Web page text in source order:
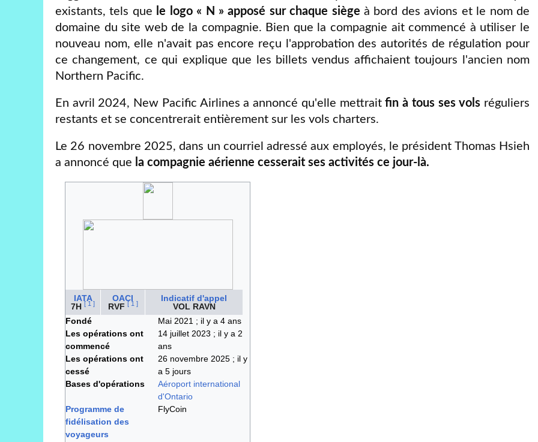
existants, tels que le logo « N » apposé sur chaque siège à bord des avions et le nom de
domaine du site web de la compagnie. Bien que la compagnie ait commencé à utiliser le
nouveau nom, elle n'avait pas encore reçu l'approbation des autorités de régulation pour
ce changement, ce qui explique que les billets vendus affichaient toujours l'ancien nom
Northern Pacific.
En avril 2024, New Pacific Airlines a annoncé qu'elle mettraitfin à tous ses vols réguliers
restants et se concentrerait entièrement sur les vols charters.
Le 26 novembre 2025, dans un courriel adressé aux employés, le président Thomas Hsieh
a annoncé que la compagnie aérienne cesserait ses activités ce jour-là.
IATA OACI
Indicatif d'appel
7H [1] RVF [1 ]
VOL RAVN
Fondé
Mai 2021 ; il y a 4 ans
Les opérations ont
commencé
14 juillet 2023 ; il y a 2
ans
Les opérations ont
cessé
26 novembre 2025 ; il y
a 5 jours
Bases d'opérations
Aéroport international
d'Ontario
Programme de
fidélisation des
voyageurs
FlyCoin